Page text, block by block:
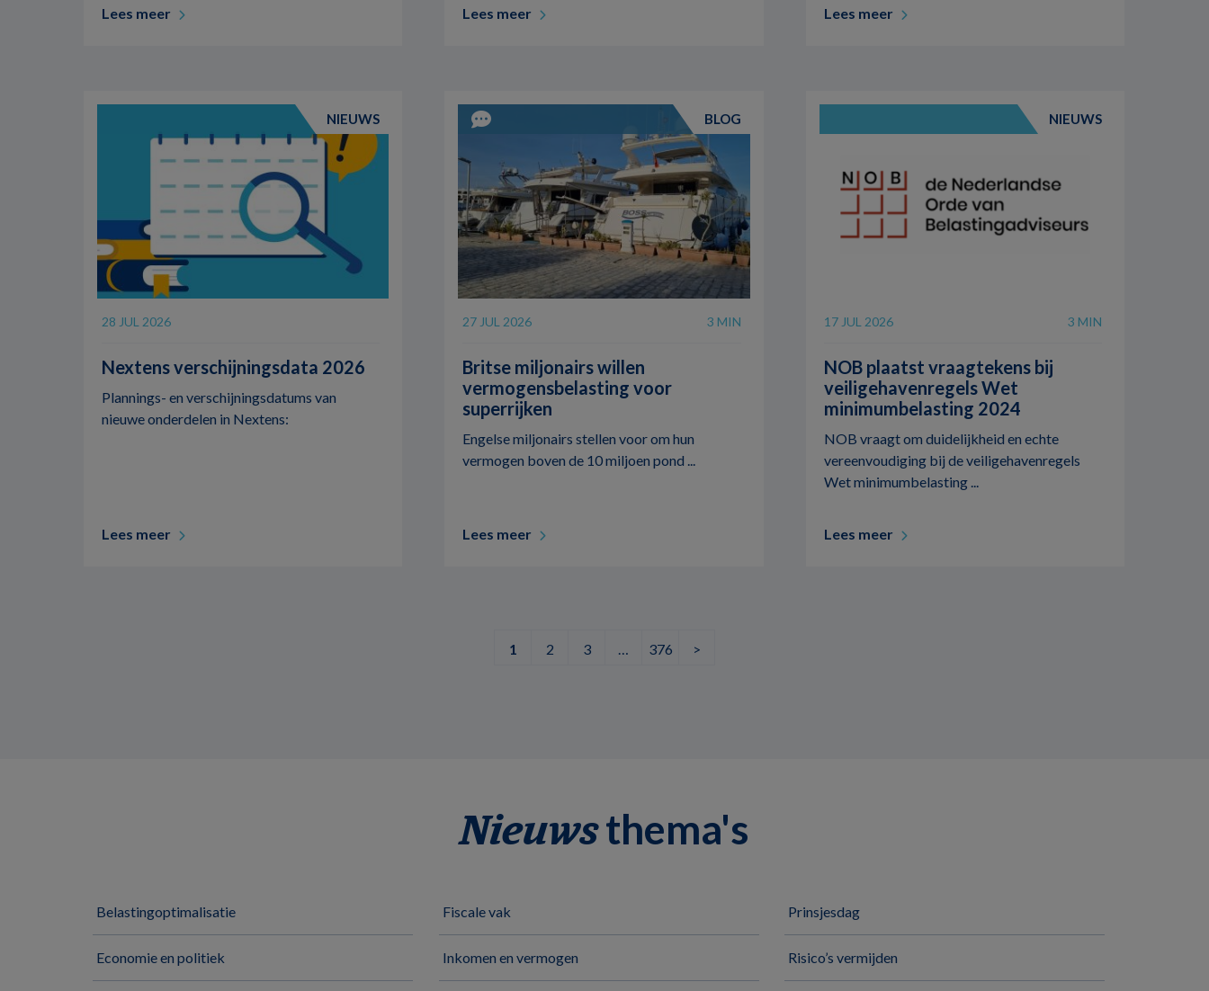
Lees meer Lees meer Lees meer
NIEUWS
28 JUL 2026
Nextens verschijningsdata 2026
Plannings- en verschijningsdatums van
nieuwe onderdelen in Nextens:
Lees meer
BLOG
27 JUL 2026 3 MIN
Britse miljonairs willen
vermogensbelasting voor
superrijken
Engelse miljonairs stellen voor om hun
vermogen boven de 10 miljoen pond ...
Lees meer
NIEUWS
17 JUL 2026 3 MIN
NOB plaatst vraagtekens bij
veiligehavenregels Wet
minimumbelasting 2024
NOB vraagt om duidelijkheid en echte
vereenvoudiging bij de veiligehavenregels
Wet minimumbelasting ...
Lees meer
1 2 3 … 376 >
Nieuwsthema's
Belastingoptimalisatie
Economie en politiek
Fiscale vak
Inkomen en vermogen
Prinsjesdag
Risico’s vermijden